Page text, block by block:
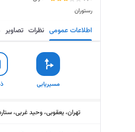
رستوران
اطلاعات عمومی نظرات تصاویر
مسیریابی
تهران، یعقوبی، وحید غربی،